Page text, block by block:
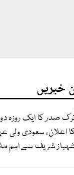
خبریں
صدر کا ایک روزہ
اعلان، سعودی ولی
شہباز شریف سے اہم